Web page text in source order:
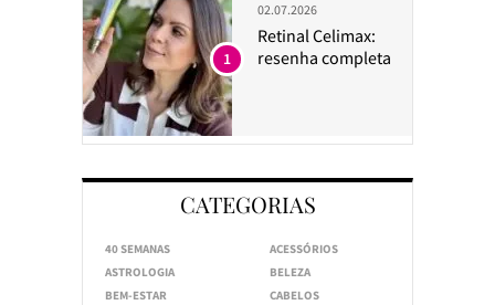
02.07.2026
Retinal Celimax:
resenha completa
1
CATEGORIAS
40 SEMANAS
ACESSÓRIOS
ASTROLOGIA
BELEZA
BEM-ESTAR
CABELOS